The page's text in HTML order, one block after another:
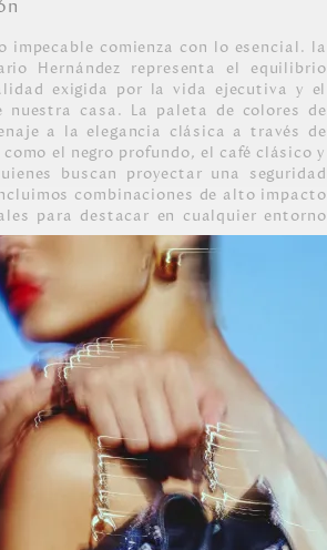
impecable comienza con lo esencial. la
Hernández representa el equilibrio
exigida por la vida ejecutiva y el
nuestra casa. La paleta de colores de
a la elegancia clásica a través de
el negro profundo, el café clásico y
buscan proyectar una seguridad
combinaciones de alto impacto
para destacar en cualquier entorno
acabados y placas, con grano medio,
lisos.
en color negro níquel, níquel
ligeramente húmedo.
detergentes. No mojar.
caer perfumes o gel, ni ningún